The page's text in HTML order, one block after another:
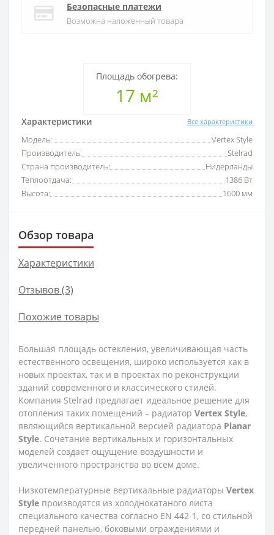
Площадь обогрева:
17 м²
Характеристики Все характеристики
Модель:
Vertex Style
Производитель:
Stelrad
Страна производитель:
Нидерланды
Теплоотдача:
1386 Вт
Высота:
1600 мм
Безопасные платежи
Возможна наложенный товара
Обзор товара
Характеристики
Отзывов (3)
Похожие товары
Большая площадь остекления, увеличивающая часть
естественного освещения, широко используется как в
новых проектах, так и в проектах по реконструкции
зданий современного и классического стилей.
Компания Stelrad предлагает идеальное решение для
отопления таких помещений – радиатор Vertex Style,
являющийся вертикальной версией радиатора Planar
Style. Сочетание вертикальных и горизонтальных
моделей создает ощущение воздушности и
увеличенного пространства во всем доме.
Низкотемпературные вертикальные радиаторы Vertex
Style производятся из холоднокатаного листа
специального качества согласно EN 442-1, со стильной
передней панелью, боковыми ограждениями и